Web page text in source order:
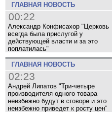
ГЛАВНАЯ НОВОСТЬ
00:22
Александр Конфисахор "Церковь
всегда была прислугой у
действующей власти и за это
поплатилась"
ГЛАВНАЯ НОВОСТЬ
02:23
Андрей Липатов "Три-четыре
производителя одного товара
неизбежно будут в сговоре и это
неизбежно приведет к росту цен"